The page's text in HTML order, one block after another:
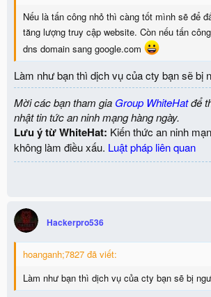
Nếu là tấn công nhỏ thì càng tốt mình sẽ để
tăng lượng truy cập website. Còn nếu tấn
dns domain sang google.com
Làm như bạn thì dịch vụ của cty bạn sẽ bị
Mời các bạn tham gia Group WhiteHatđể
nhật tin tức an ninh mạng hàng ngày.
Lưu ý từ WhiteHat: Kiến thức an ninh
không làm điều xấu. Luật pháp liên quan
Hackerpro536
hoanganh;7827 đã viết:
Làm như bạn thì dịch vụ của cty bạn sẽ bị